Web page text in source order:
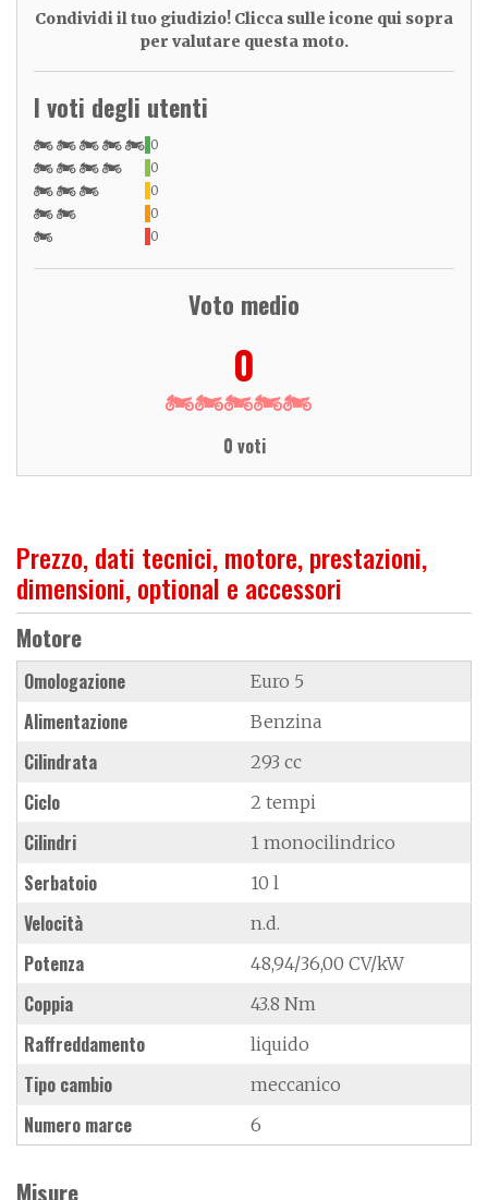
Condividi il tuo giudizio! Clicca sulle icone qui sopra
per valutare questa moto.
I voti degli utenti
0
0
0
0
0
Voto medio
0
0 voti
Prezzo, dati tecnici, motore, prestazioni,
dimensioni, optional e accessori
Motore
Omologazione Euro 5
Alimentazione Benzina
Cilindrata 293 cc
Ciclo 2 tempi
Cilindri 1 monocilindrico
Serbatoio 10 l
Velocità n.d.
Potenza 48,94/36,00 CV/kW
Coppia 43.8 Nm
Raffreddamento liquido
Tipo cambio meccanico
Numero marce 6
Misure